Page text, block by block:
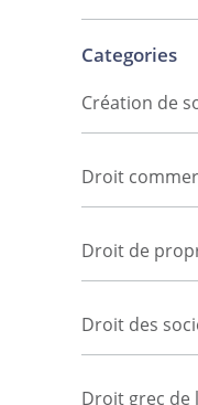
Categories
Création de
Droit
Droit de
Droit des
Droit grec de